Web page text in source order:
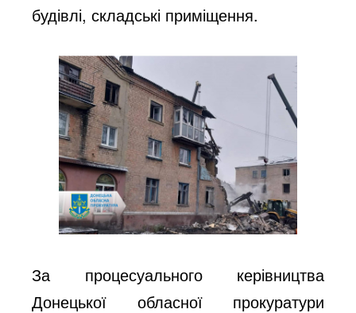
будівлі, складські приміщення.
За процесуального керівництва
Донецької обласної прокуратури